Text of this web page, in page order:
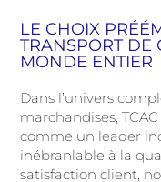
LE CHOIX
TRANSPORT DE
MONDE ENTIER
Dans l’univers
marchandises,
comme un leader
inébranlable à la
satisfaction client,